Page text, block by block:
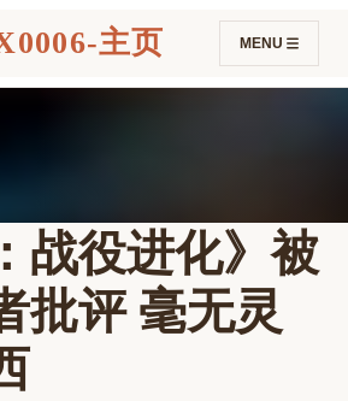
主页 MENU
战役进化》被
批评 毫无灵